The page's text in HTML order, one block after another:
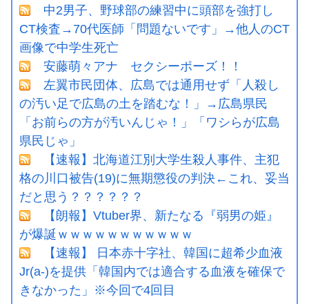
中2男子、野球部の練習中に頭部を強打し
CT検査→70代医師「問題ないです」→他人のCT
画像で中学生死亡
安藤萌々アナ セクシーポーズ！！
左翼市民団体、広島では通用せず「人殺し
の汚い足で広島の土を踏むな！」→広島県民
「お前らの方が汚いんじゃ！」「ワシらが広島
県民じゃ」
【速報】北海道江別大学生殺人事件、主犯
格の川口被告(19)に無期懲役の判決←これ、妥当
だと思う？？？？？？
【朗報】Vtuber界、新たなる『弱男の姫』
が爆誕ｗｗｗｗｗｗｗｗｗｗｗ
【速報】 日本赤十字社、韓国に超希少血液
Jr(a-)を提供「韓国内では適合する血液を確保で
きなかった」※今回で4回目